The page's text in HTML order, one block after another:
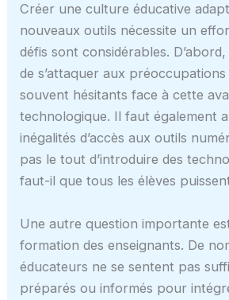
Créer une culture éducative
nouveaux outils nécessite un
défis sont considérables.
de s’attaquer aux
souvent hésitants face à cette
technologique. Il faut également
inégalités d’accès aux outils
pas le tout d’introduire des
faut-il que tous les élèves
Une autre question importante
formation des enseignants. De
éducateurs ne se sentent pas
préparés ou informés pour